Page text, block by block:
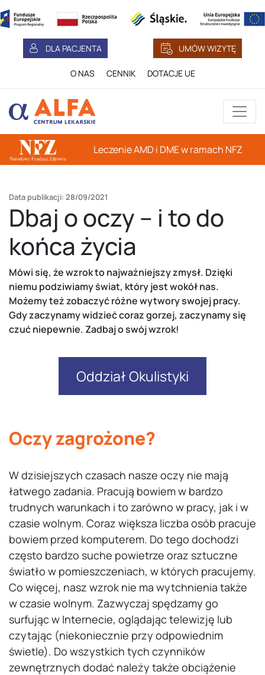
DLA PACJENTA UMÓW WIZYTĘ
O NAS CENNIK DOTACJE UE
Leczenie AMD i DME w ramach NFZ
Data publikacji: 28/09/2021
Dbaj o oczy – i to do
końca życia
Mówi się, że wzrok to najważniejszy zmysł. Dzięki
niemu podziwiamy świat, który jest wokół nas.
Możemy też zobaczyć różne wytwory swojej pracy.
Gdy zaczynamy widzieć coraz gorzej, zaczynamy się
czuć niepewnie. Zadbaj o swój wzrok!
Oddział Okulistyki
Oczy zagrożone?
W dzisiejszych czasach nasze oczy nie mają
łatwego zadania. Pracują bowiem w bardzo
trudnych warunkach i to zarówno w pracy, jak i w
czasie wolnym. Coraz większa liczba osób pracuje
bowiem przed komputerem. Do tego dochodzi
często bardzo suche powietrze oraz sztuczne
światło w pomieszczeniach, w których pracujemy.
Co więcej, nasz wzrok nie ma wytchnienia także
w czasie wolnym. Zazwyczaj spędzamy go
surfując w Internecie, oglądając telewizję lub
czytając (niekoniecznie przy odpowiednim
świetle). Do wszystkich tych czynników
zewnętrznych dodać należy także obciążenie